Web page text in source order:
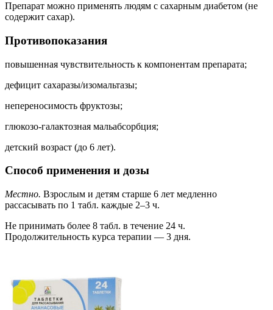
Препарат можно применять людям с сахарным диабетом (не
содержит сахар).
Противопоказания
повышенная чувствительность к компонентам препарата;
дефицит сахаразы/изомальтазы;
непереносимость фруктозы;
глюкозо-галактозная мальабсорбция;
детский возраст (до 6 лет).
Способ применения и дозы
Местно. Взрослым и детям старше 6 лет медленно
рассасывать по 1 табл. каждые 2–3 ч.
Не принимать более 8 табл. в течение 24 ч.
Продолжительность курса терапии — 3 дня.